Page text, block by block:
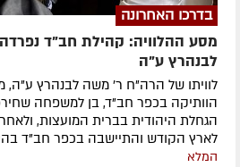
בדרכו האחרונה
מסע ההלוויה: קהילת חב"ד
לבנהרץ ע"ה
לוויתו של הרה"ח ר' משה לבנהרץ ע"ה,
הוותיקה בכפר חב"ד, בן למשפחה
הגחלת היהודית בברית המועצות,
לארץ הקודש והתיישבה בכפר חב"ד
המלא